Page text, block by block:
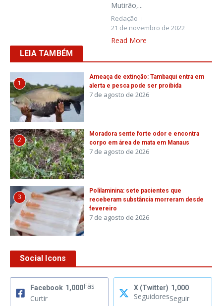
Mutirão,...
Redação
21 de novembro de 2022
Read More
LEIA TAMBÉM
1
Ameaça de extinção: Tambaqui entra em
alerta e pesca pode ser proibida
7 de agosto de 2026
2
Moradora sente forte odor e encontra
corpo em área de mata em Manaus
7 de agosto de 2026
3
Polilaminina: sete pacientes que
receberam substância morreram desde
fevereiro
7 de agosto de 2026
Social Icons
Facebook 1,000Fãs
Curtir
X (Twitter) 1,000
SeguidoresSeguir